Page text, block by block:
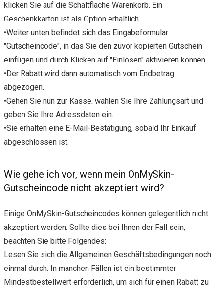
klicken Sie auf die Schaltfläche Warenkorb. Ein
Geschenkkarton ist als Option erhältlich.
•Weiter unten befindet sich das Eingabeformular
"Gutscheincode", in das Sie den zuvor kopierten Gutschein
einfügen und durch Klicken auf "Einlösen" aktivieren können.
•Der Rabatt wird dann automatisch vom Endbetrag
abgezogen.
•Gehen Sie nun zur Kasse, wählen Sie Ihre Zahlungsart und
geben Sie Ihre Adressdaten ein.
•Sie erhalten eine E-Mail-Bestätigung, sobald Ihr Einkauf
abgeschlossen ist.
Wie gehe ich vor, wenn mein OnMySkin-
Gutscheincode nicht akzeptiert wird?
Einige OnMySkin-Gutscheincodes können gelegentlich nicht
akzeptiert werden. Sollte dies bei Ihnen der Fall sein,
beachten Sie bitte Folgendes:
Lesen Sie sich die Allgemeinen Geschäftsbedingungen noch
einmal durch. In manchen Fällen ist ein bestimmter
Mindestbestellwert erforderlich, um sich für einen Rabatt zu